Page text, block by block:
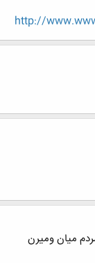
http://
میان ومیرن